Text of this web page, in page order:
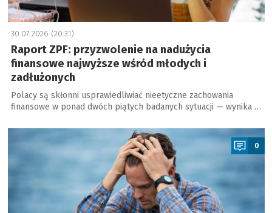
30.07.2026 (20:31)
Raport ZPF: przyzwolenie na nadużycia
finansowe najwyższe wśród młodych i
zadłużonych
Polacy są skłonni usprawiedliwiać nieetyczne zachowania
finansowe w ponad dwóch piątych badanych sytuacji — wynika …
a
0